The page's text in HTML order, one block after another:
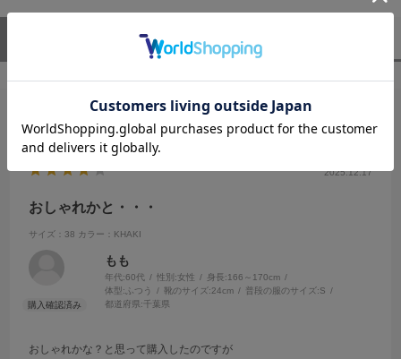
ユーザーレビュー（1） スタッフレビュー
絞り込み 表示：新しい順
2025.12.17
おしゃれかと・・・
サイズ：38 カラー：KHAKI
もも
年代:60代 性別:女性 身長:166～170cm
体型: ふつう 靴のサイズ:24cm 普段の服のサイズ:S
都道府県:千葉県
おしゃれかな？と思って購入したのですが